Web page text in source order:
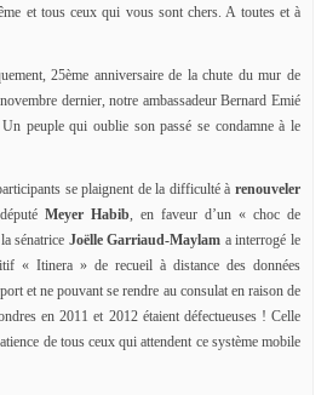
et tous ceux qui vous sont chers. A toutes et à
25ème anniversaire de la chute du mur de
dernier, notre ambassadeur Bernard Emié
peuple qui oublie son passé se condamne à le
se plaignent de la difficulté à renouveler
Meyer Habib, en faveur d’un « choc de
sénatrice Joëlle Garriaud-Maylam a interrogé le
« Itinera » de recueil à distance des données
et ne pouvant se rendre au consulat en raison de
en 2011 et 2012 étaient défectueuses ! Celle
de tous ceux qui attendent ce système mobile